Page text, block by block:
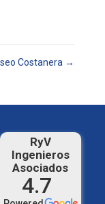
Costanera →
RyV
Ingenieros
Asociados
4.7